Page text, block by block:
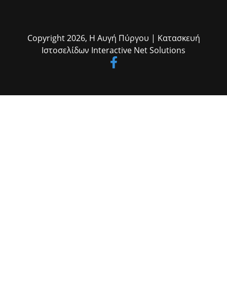
Copyright 2026, Η Αυγή Πύργου | Κατασκευή
Ιστοσελίδων Interactive Net Solutions